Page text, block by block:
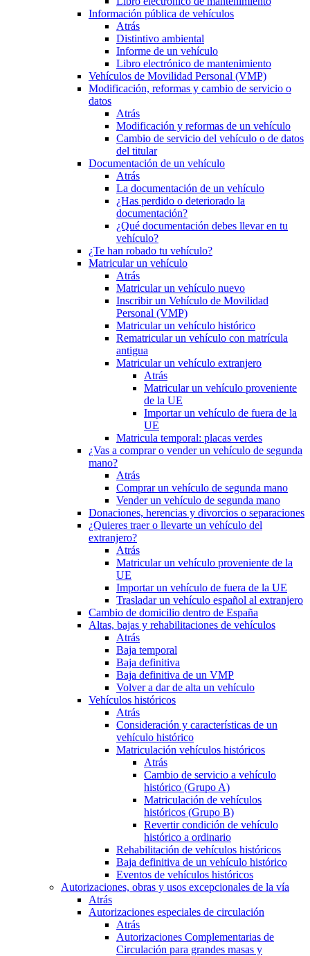
Información pública de vehículos
Atrás
Distintivo ambiental
Informe de un vehículo
Libro electrónico de mantenimiento
Vehículos de Movilidad Personal (VMP)
Modificación, reformas y cambio de servicio o
datos
Atrás
Modificación y reformas de un vehículo
Cambio de servicio del vehículo o de datos
del titular
Documentación de un vehículo
Atrás
La documentación de un vehículo
¿Has perdido o deteriorado la
documentación?
¿Qué documentación debes llevar en tu
vehículo?
¿Te han robado tu vehículo?
Matricular un vehículo
Atrás
Matricular un vehículo nuevo
Inscribir un Vehículo de Movilidad
Personal (VMP)
Matricular un vehículo histórico
Rematricular un vehículo con matrícula
antigua
Matricular un vehículo extranjero
Atrás
Matricular un vehículo proveniente
de la UE
Importar un vehículo de fuera de la
UE
Matricula temporal: placas verdes
¿Vas a comprar o vender un vehículo de segunda
mano?
Atrás
Comprar un vehículo de segunda mano
Vender un vehículo de segunda mano
Donaciones, herencias y divorcios o separaciones
¿Quieres traer o llevarte un vehículo del
extranjero?
Atrás
Matricular un vehículo proveniente de la
UE
Importar un vehículo de fuera de la UE
Trasladar un vehículo español al extranjero
Cambio de domicilio dentro de España
Altas, bajas y rehabilitaciones de vehículos
Atrás
Baja temporal
Baja definitiva
Baja definitiva de un VMP
Volver a dar de alta un vehículo
Vehículos históricos
Atrás
Consideración y características de un
vehículo histórico
Matriculación vehículos históricos
Atrás
Cambio de servicio a vehículo
histórico (Grupo A)
Matriculación de vehículos
históricos (Grupo B)
Revertir condición de vehículo
histórico a ordinario
Rehabilitación de vehículos históricos
Baja definitiva de un vehículo histórico
Eventos de vehículos históricos
Autorizaciones, obras y usos excepcionales de la vía
Atrás
Autorizaciones especiales de circulación
Atrás
Autorizaciones Complementarias de
Circulación para grandes masas y